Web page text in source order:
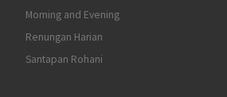
Morning and Evening
Renungan Harian
Santapan Rohani